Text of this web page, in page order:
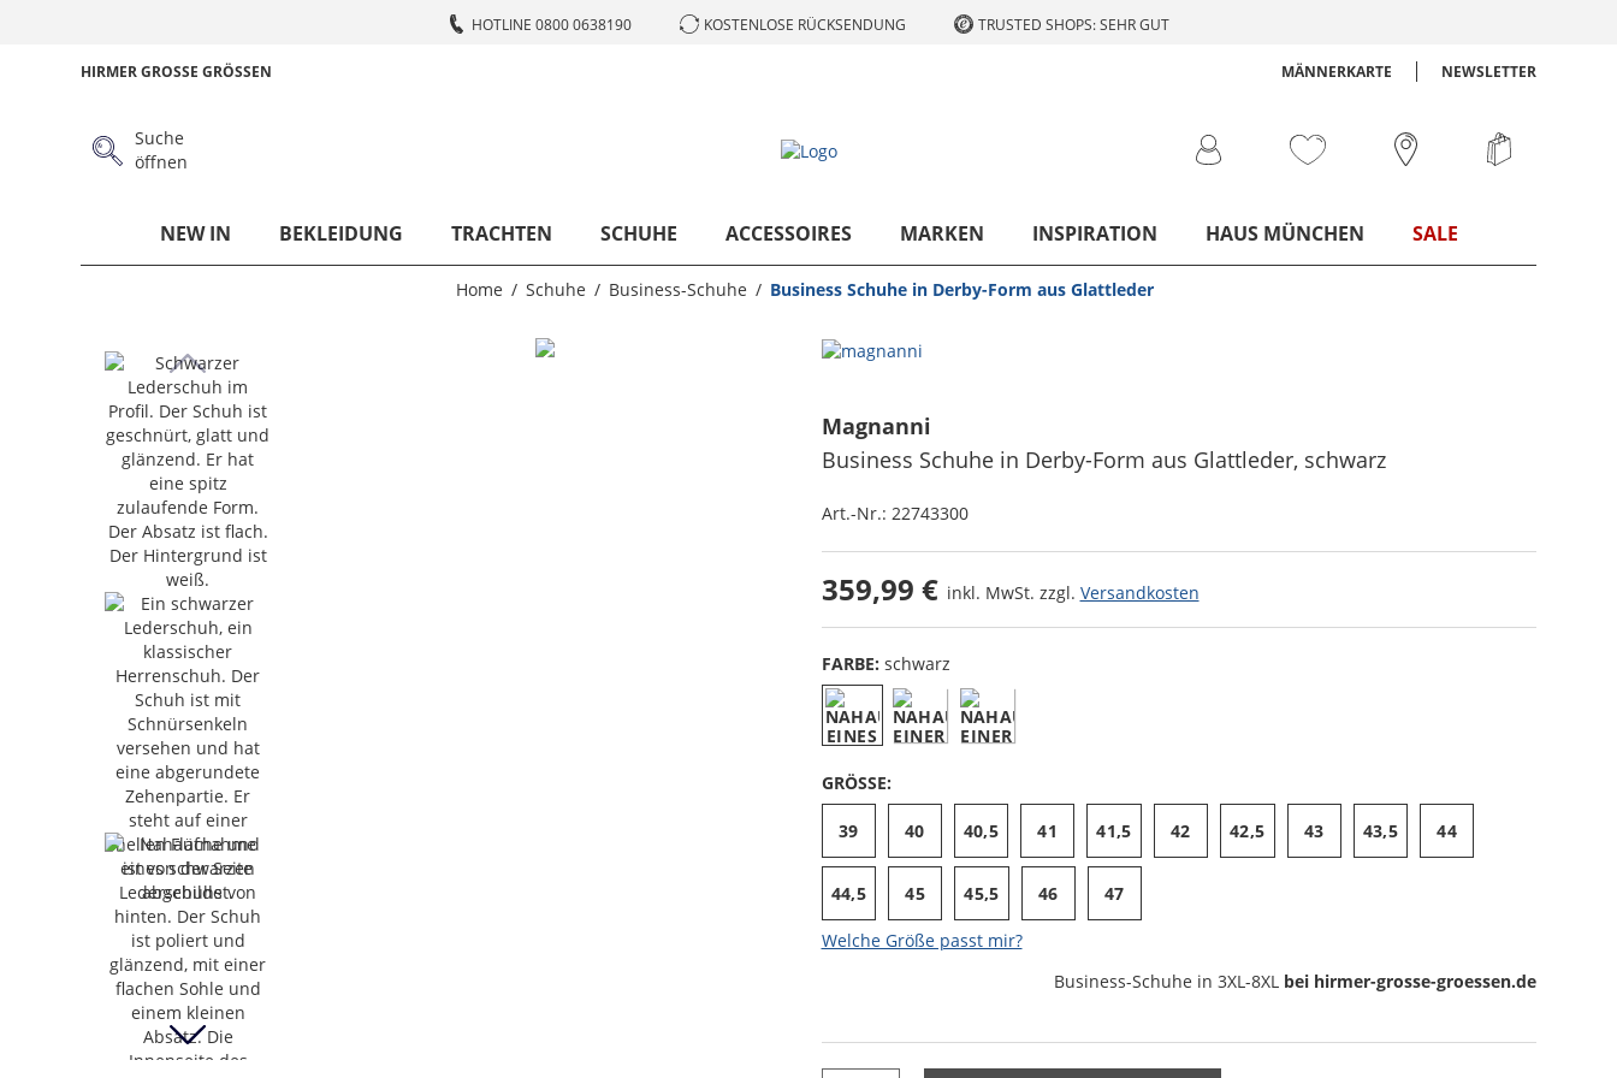
HOTLINE 0800 0638190 KOSTENLOSE RÜCKSENDUNG TRUSTED SHOPS: SEHR GUT
HIRMER GROSSE GRÖSSEN MÄNNERKARTE NEWSLETTER
Suche
öffnen
NEW IN BEKLEIDUNG TRACHTEN SCHUHE ACCESSOIRES MARKEN INSPIRATION HAUS MÜNCHEN SALE
Home Schuhe Business-Schuhe Business Schuhe in Derby-Form aus Glattleder
Magnanni
Business Schuhe in Derby-Form aus Glattleder, schwarz
Art.-Nr.: 22743300
359,99 € inkl. MwSt. zzgl. Versandkosten
FARBE: schwarz
GRÖSSE:
39 40 40,5 41 41,5 42 42,5 43 43,5 44
44,5 45 45,5 46 47
Welche Größe passt mir?
Business-Schuhe in 3XL-8XL bei hirmer-grosse-groessen.de